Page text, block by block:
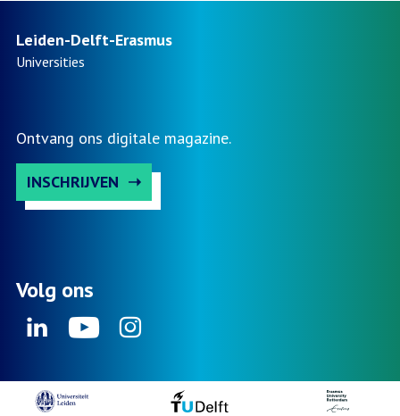
Leiden-Delft-Erasmus
Universities
Ontvang ons digitale magazine.
INSCHRIJVEN
Volg ons